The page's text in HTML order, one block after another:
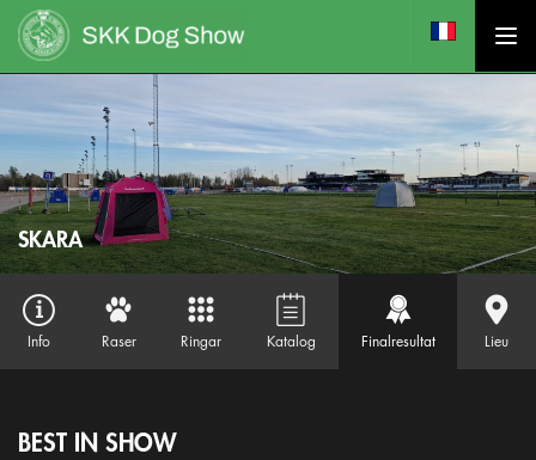
SKARA
Info Raser Ringar Katalog Finalresultat Lieu
BEST IN SHOW